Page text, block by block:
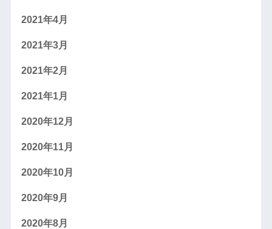
2021年4月
2021年3月
2021年2月
2021年1月
2020年12月
2020年11月
2020年10月
2020年9月
2020年8月